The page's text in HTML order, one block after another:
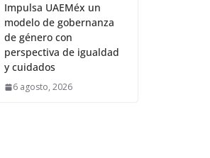
Impulsa UAEMéx un
modelo de gobernanza
de género con
perspectiva de igualdad
y cuidados
6 agosto, 2026